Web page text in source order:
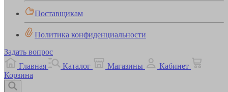
Поставщикам
Политика конфиденциальности
Задать вопрос
Главная
Каталог Магазины
Кабинет
Корзина